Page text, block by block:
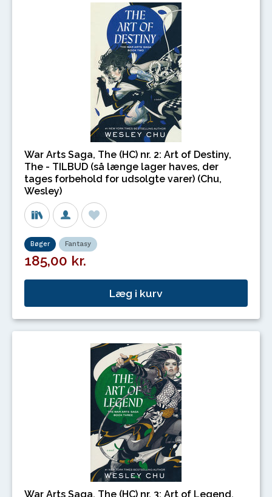
War Arts Saga, The (HC) nr. 2: Art of Destiny,
The - TILBUD (så længe lager haves, der
tages forbehold for udsolgte varer) (Chu,
Wesley)
Bøger Fantasy
185,00 kr.
Læg i kurv
War Arts Saga, The (HC) nr. 3: Art of Legend,